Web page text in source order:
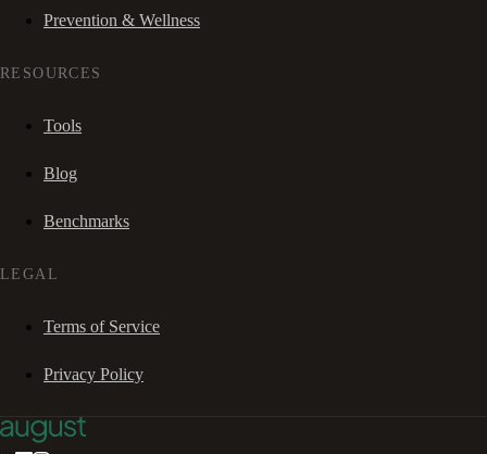
Prevention & Wellness
RESOURCES
Tools
Blog
Benchmarks
LEGAL
Terms of Service
Privacy Policy